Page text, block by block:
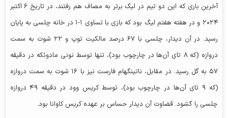
آخرین باری که این دو تیم در لیگ برتر به مصاف هم رفتند، در تاریخ ۶ اکتبر
۲۰۲۴ و در هفته هفتم لیگ بود که بازی با تساوی ۱-۱ در خانه چلسی به پایان
رسید. در آن دیدار، چلسی با ۶۷ درصد مالکیت توپ و ۲۲ شوت به سمت
دروازه (که ۸ تای آن‌ها در چارچوب بود)، تنها توسط نونی مادوئکه در دقیقه
۵۷ به گل رسید. در مقابل، ناتینگهام فارست نیز با ۱۶ شوت به سمت دروازه
(که ۹ تای آن‌ها در چارچوب بود)، توسط کریس وود در دقیقه ۴۹ دروازه
چلسی را گشود. قضاوت آن دیدار حساس بر عهده کریس کاوانا بود.